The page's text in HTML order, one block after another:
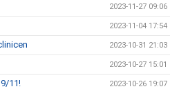
2023-11-27 09:06
2023-11-04 17:54
2023-10-31 21:03
2023-10-27 15:01
11! 2023-10-26 19:07